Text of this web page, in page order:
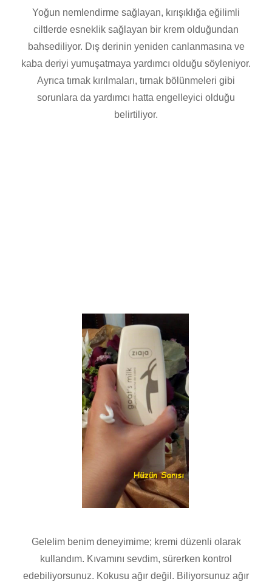
Yoğun nemlendirme sağlayan, kırışıklığa eğilimli
ciltlerde esneklik sağlayan bir krem olduğundan
bahsediliyor. Dış derinin yeniden canlanmasına ve
kaba deriyi yumuşatmaya yardımcı olduğu söyleniyor.
Ayrıca tırnak kırılmaları, tırnak bölünmeleri gibi
sorunlara da yardımcı hatta engelleyici olduğu
belirtiliyor.
Gelelim benim deneyimime; kremi düzenli olarak
kullandım. Kıvamını sevdim, sürerken kontrol
edebiliyorsunuz. Kokusu ağır değil. Biliyorsunuz ağır